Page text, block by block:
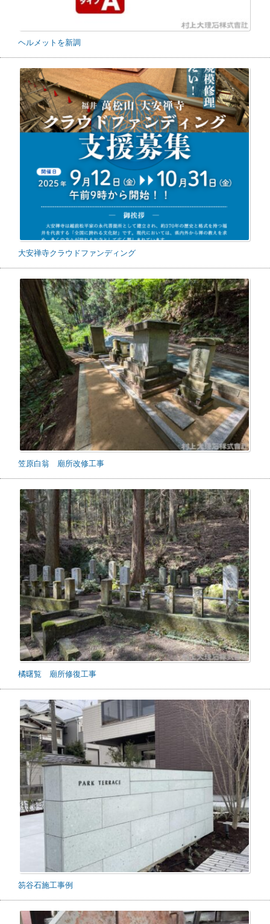
ヘルメットを新調
大安禅寺クラウドファンディング
笠原白翁 廟所改修工事
橘曙覧 廟所修復工事
笏谷石施工事例